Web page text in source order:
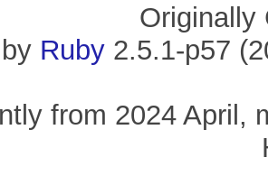
Ruby 2.5.1-p57
from 2024 April,